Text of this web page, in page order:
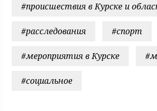
#происшествия в Курске и
#расследования #спорт
#мероприятия в Курске
#социальное